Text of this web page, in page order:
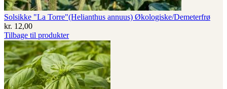
Solsikke "La Torre"(Helianthus annuus) Økologiske/Demeterfrø
kr. 12,00
Tilbage til produkter